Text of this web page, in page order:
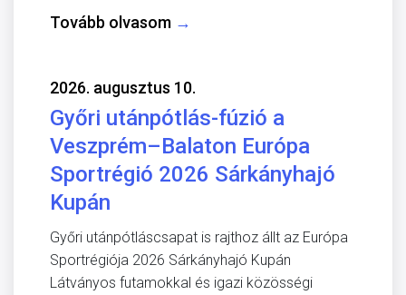
Tovább olvasom →
2026. augusztus 10.
Győri utánpótlás-fúzió a
Veszprém–Balaton Európa
Sportrégió 2026 Sárkányhajó
Kupán
Győri utánpótláscsapat is rajthoz állt az Európa
Sportrégiója 2026 Sárkányhajó Kupán
Látványos futamokkal és igazi közösségi